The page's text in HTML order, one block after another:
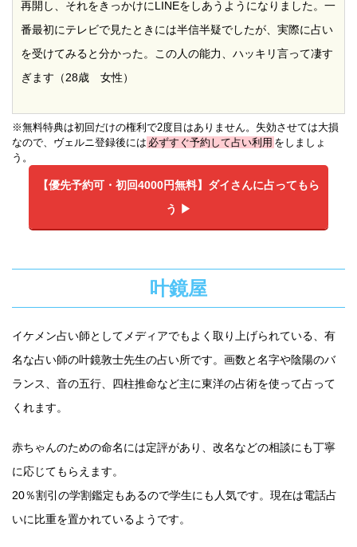
再開し、それをきっかけにLINEをしあうようになりました。一
番最初にテレビで見たときには半信半疑でしたが、実際に占い
を受けてみると分かった。この人の能力、ハッキリ言って凄す
ぎます（28歳 女性）
※無料特典は初回だけの権利で2度目はありません。失効させては大損
なので、ヴェルニ登録後には 必ずすぐ予約して占い利用 をしましょ
う。
【優先予約可・初回4000円無料】 ダイさんに占ってもら
う ▶︎
叶鏡屋
イケメン占い師としてメディアでもよく取り上げられている、有
名な占い師の叶鏡敦士先生の占い所です。画数と名字や陰陽のバ
ランス、音の五行、四柱推命など主に東洋の占術を使って占って
くれます。
赤ちゃんのための命名には定評があり、改名などの相談にも丁寧
に応じてもらえます。
20％割引の学割鑑定もあるので学生にも人気です。現在は電話占
いに比重を置かれているようです。